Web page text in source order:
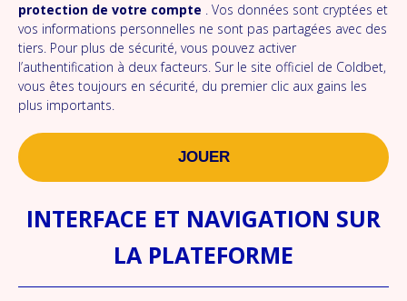
protection de votre compte . Vos données sont cryptées et
vos informations personnelles ne sont pas partagées avec des
tiers. Pour plus de sécurité, vous pouvez activer
l’authentification à deux facteurs. Sur le site officiel de Coldbet,
vous êtes toujours en sécurité, du premier clic aux gains les
plus importants.
JOUER
INTERFACE ET NAVIGATION SUR
LA PLATEFORME